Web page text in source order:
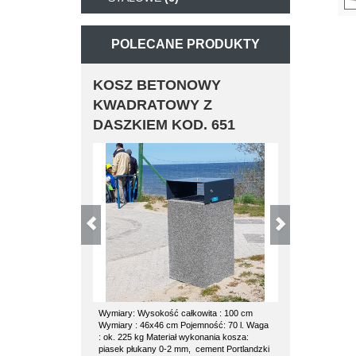
POLECANE PRODUKTY
KOSZ BETONOWY
KWADRATOWY Z
DASZKIEM KOD. 651
Wymiary: Wysokość całkowita : 100 cm
Wymiary : 46x46 cm Pojemność: 70 l. Waga
: ok. 225 kg Materiał wykonania kosza:
piasek płukany 0-2 mm, cement Portlandzki